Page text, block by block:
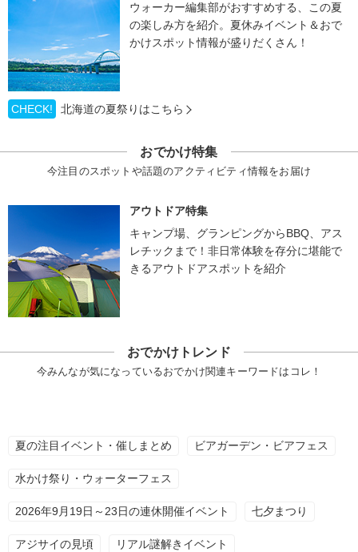
ウォーカー編集部がおすすめする、この夏
の楽しみ方を紹介。夏休みイベント＆おで
かけスポット情報が盛りだくさん！
CHECK! 北海道の夏祭りはこちら
おでかけ特集
今注目のスポットや話題のアクティビティ情報をお届け
アウトドア特集
キャンプ場、グランピングからBBQ、アス
レチックまで！非日常体験を存分に堪能で
きるアウトドアスポットを紹介
おでかけトレンド
今みんなが気になっているおでかけ関連キーワードはコレ！
夏の注目イベント・催しまとめ ビアガーデン・ビアフェス
水かけ祭り・ウォーターフェス
2026年9月19日～23日の連休開催イベント 七夕まつり
アジサイの見頃 リアル謎解きイベント